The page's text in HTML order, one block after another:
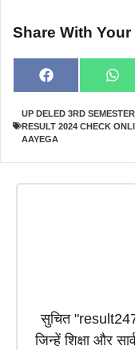
Share With
Share
on
F
a
e
b
o
k
on
W
h
t
s
p
UP DELED 3RD
RESULT 2024 CHECK
AAYEGA
सुचित
जिन्हें शिक्षा और